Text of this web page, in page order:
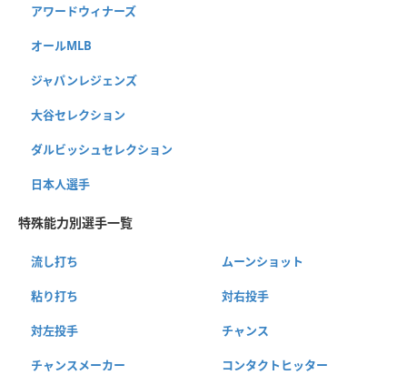
アワードウィナーズ
オールMLB
ジャパンレジェンズ
大谷セレクション
ダルビッシュセレクション
日本人選手
特殊能力別選手一覧
流し打ち ムーンショット
粘り打ち 対右投手
対左投手 チャンス
チャンスメーカー コンタクトヒッター